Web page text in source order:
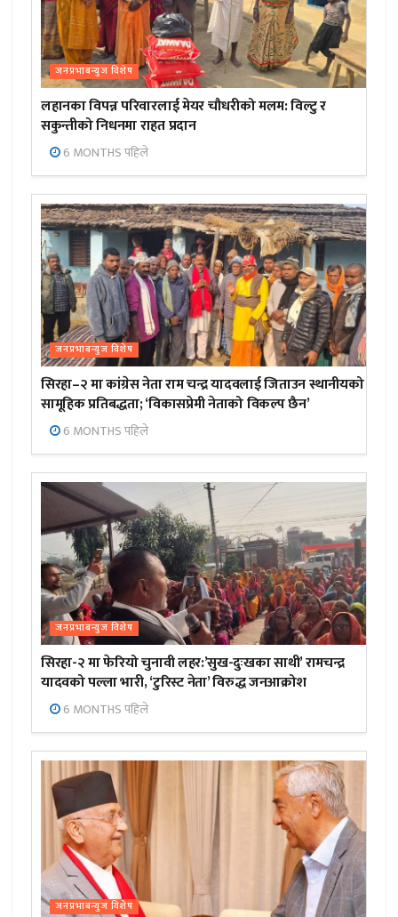
जनप्रभाबन्युज विशेष
लहानका विपन्न परिवारलाई मेयर चौधरीको मलम: विल्टु र
सकुन्तीको निधनमा राहत प्रदान
6 MONTHS पहिले
जनप्रभाबन्युज विशेष
सिरहा–२ मा कांग्रेस नेता राम चन्द्र यादवलाई जिताउन स्थानीयको
सामूहिक प्रतिबद्धता; ‘विकासप्रेमी नेताको विकल्प छैन’
6 MONTHS पहिले
जनप्रभाबन्युज विशेष
सिरहा-२ मा फेरियो चुनावी लहर:’सुख-दुःखका साथी’ रामचन्द्र
यादवको पल्ला भारी, ‘टुरिस्ट नेता’ विरुद्ध जनआक्रोश
6 MONTHS पहिले
जनप्रभाबन्युज विशेष